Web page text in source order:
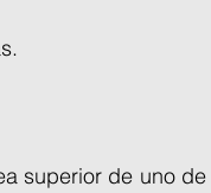
superior de uno